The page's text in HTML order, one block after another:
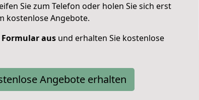
Sie zum Telefon oder holen Sie sich erst
kostenlose Angebote.
Formular aus und erhalten Sie kostenlose
Angebote erhalten